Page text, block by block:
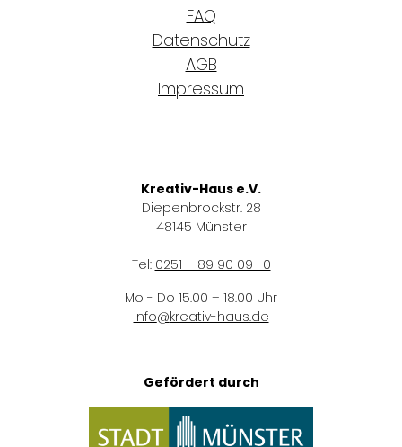
FAQ
Datenschutz
AGB
Impressum
Kreativ-Haus e.V.
Diepenbrockstr. 28
48145 Münster
Tel: 0251 – 89 90 09 -0
Mo - Do 15.00 – 18.00 Uhr
info@kreativ-haus.de
Gefördert durch